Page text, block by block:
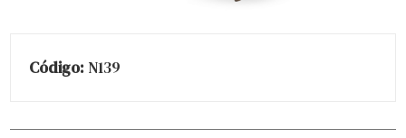
Código: N139